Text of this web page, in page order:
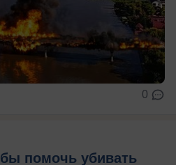
0
помочь убивать